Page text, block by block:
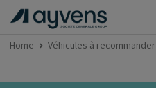
Home Véhicules à recommander